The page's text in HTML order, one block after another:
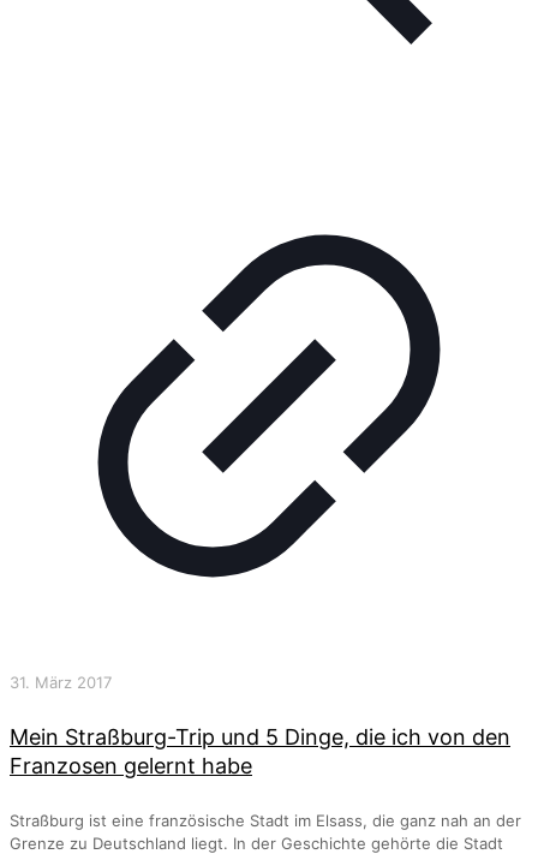
31. März 2017
Mein Straßburg-Trip und 5 Dinge, die ich von den
Franzosen gelernt habe
Straßburg ist eine französische Stadt im Elsass, die ganz nah an der
Grenze zu Deutschland liegt. In der Geschichte gehörte die Stadt